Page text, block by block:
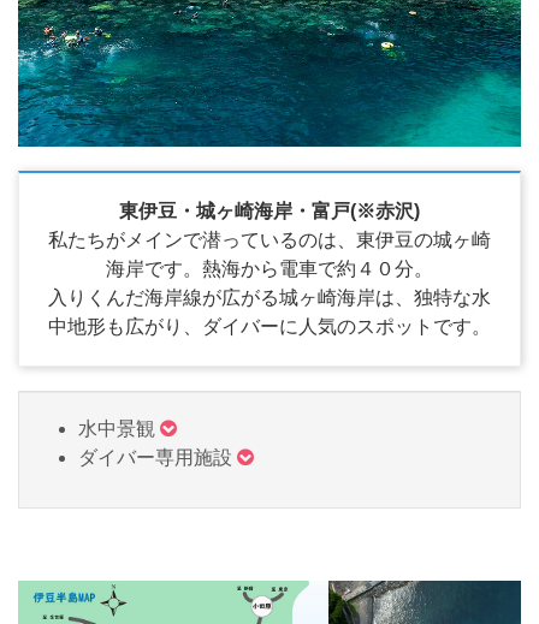
東伊豆・城ヶ崎海岸・富戸(※赤沢)
私たちがメインで潜っているのは、東伊豆の城ヶ崎
海岸です。熱海から電車で約４０分。
入りくんだ海岸線が広がる城ヶ崎海岸は、独特な水
中地形も広がり、ダイバーに人気のスポットです。
水中景観
ダイバー専用施設